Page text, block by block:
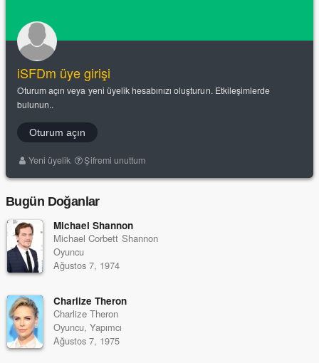
iSFDm üye girişi
Oturum açın veya yeni üyelik hesabınızı oluşturun. Etkileşimlerde
bulunun..
Oturum açın
Yeni üyelik Şifremi unuttum
Bugün Doğanlar
Michael Shannon
Michael Corbett Shannon
Oyuncu
Ağustos 7, 1974
Charlize Theron
Charlize Theron
Oyuncu, Yapımcı
Ağustos 7, 1975